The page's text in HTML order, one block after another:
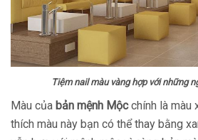
Tiệm nail màu vàng hợp với những
Màu của bản mệnh Mộcchính là màu
thích màu này bạn có thể thay bằng